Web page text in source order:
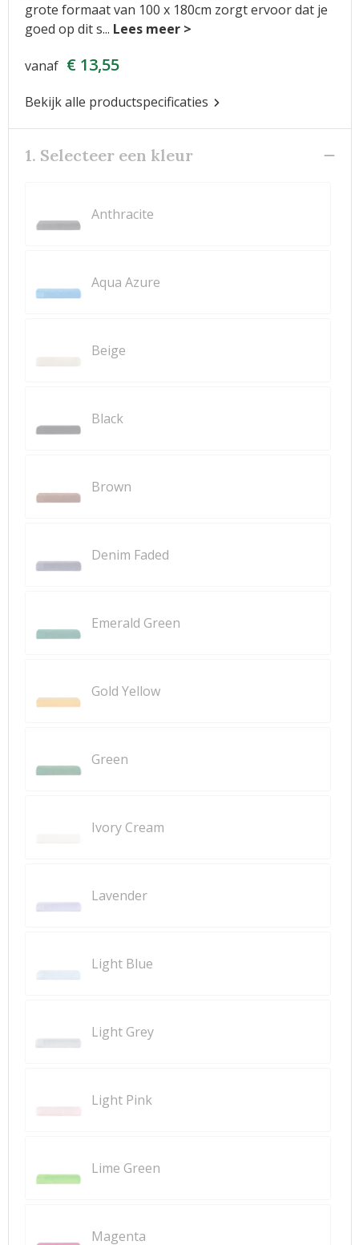
grote formaat van 100 x 180cm zorgt ervoor dat je
goed op dit s...
vanaf € 13,55
Bekijk alle productspecificaties
1. Selecteer een kleur
Anthracite
Aqua Azure
Beige
Black
Brown
Denim Faded
Emerald Green
Gold Yellow
Green
Ivory Cream
Lavender
Light Blue
Light Grey
Light Pink
Lime Green
Magenta